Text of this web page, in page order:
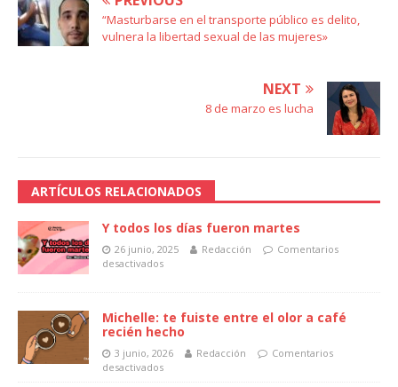
PREVIOUS
“Masturbarse en el transporte público es delito,
vulnera la libertad sexual de las mujeres»
NEXT
ARTÍCULOS RELACIONADOS
26 junio, 2025
Michelle: te fuiste entre el olor a café
3 junio, 2026